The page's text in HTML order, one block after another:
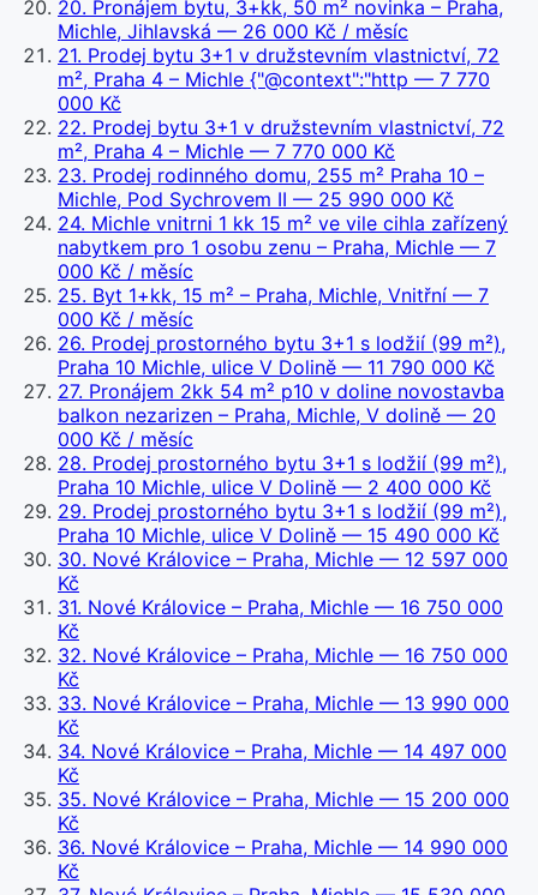
20. Pronájem bytu, 3+kk, 50 m² novinka – Praha,
Michle, Jihlavská — 26 000 Kč / měsíc
21. Prodej bytu 3+1 v družstevním vlastnictví, 72
m², Praha 4 – Michle {"@context":"http — 7 770
000 Kč
22. Prodej bytu 3+1 v družstevním vlastnictví, 72
m², Praha 4 – Michle — 7 770 000 Kč
23. Prodej rodinného domu, 255 m² Praha 10 –
Michle, Pod Sychrovem II — 25 990 000 Kč
24. Michle vnitrni 1 kk 15 m² ve vile cihla zařízený
nabytkem pro 1 osobu zenu – Praha, Michle — 7
000 Kč / měsíc
25. Byt 1+kk, 15 m² – Praha, Michle, Vnitřní — 7
000 Kč / měsíc
26. Prodej prostorného bytu 3+1 s lodžií (99 m²),
Praha 10 Michle, ulice V Dolině — 11 790 000 Kč
27. Pronájem 2kk 54 m² p10 v doline novostavba
balkon nezarizen – Praha, Michle, V dolině — 20
000 Kč / měsíc
28. Prodej prostorného bytu 3+1 s lodžií (99 m²),
Praha 10 Michle, ulice V Dolině — 2 400 000 Kč
29. Prodej prostorného bytu 3+1 s lodžií (99 m²),
Praha 10 Michle, ulice V Dolině — 15 490 000 Kč
30. Nové Královice – Praha, Michle — 12 597 000
Kč
31. Nové Královice – Praha, Michle — 16 750 000
Kč
32. Nové Královice – Praha, Michle — 16 750 000
Kč
33. Nové Královice – Praha, Michle — 13 990 000
Kč
34. Nové Královice – Praha, Michle — 14 497 000
Kč
35. Nové Královice – Praha, Michle — 15 200 000
Kč
36. Nové Královice – Praha, Michle — 14 990 000
Kč